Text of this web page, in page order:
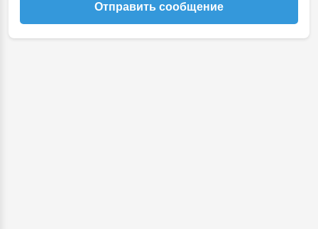
Отправить сообщение